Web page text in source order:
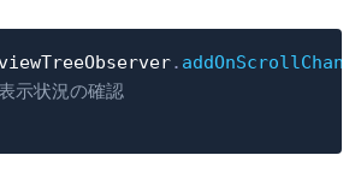
viewTreeObserver.
状況の確認